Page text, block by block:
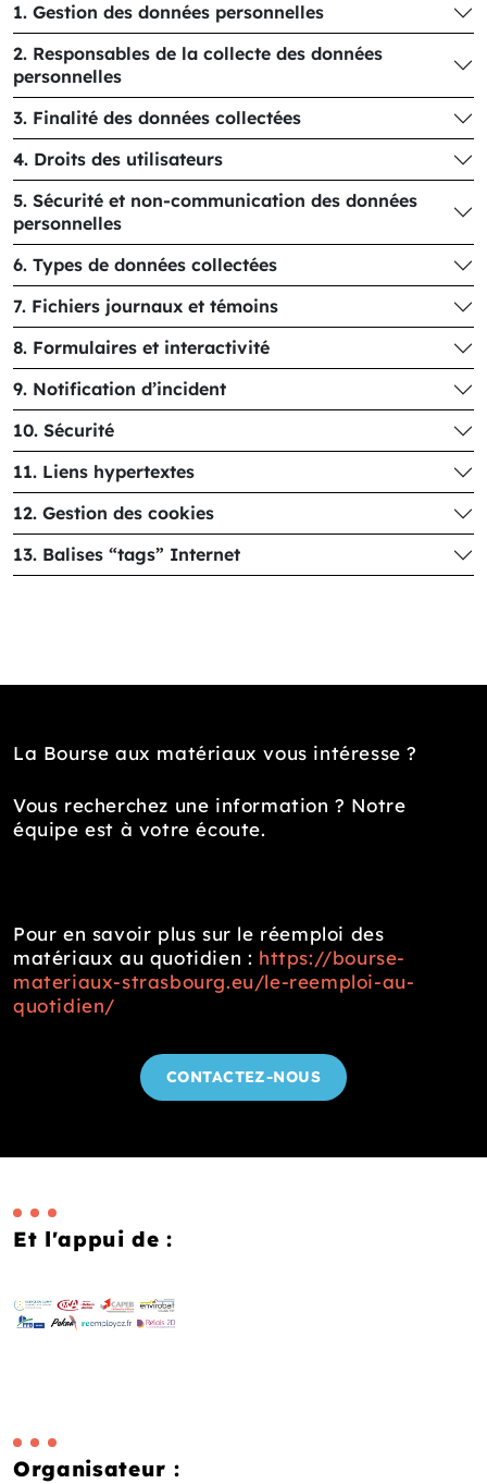
1. Gestion des données personnelles
2. Responsables de la collecte des données
personnelles
3. Finalité des données collectées
4. Droits des utilisateurs
5. Sécurité et non-communication des données
personnelles
6. Types de données collectées
7. Fichiers journaux et témoins
8. Formulaires et interactivité
9. Notification d’incident
10. Sécurité
11. Liens hypertextes
12. Gestion des cookies
13. Balises “tags” Internet
La Bourse aux matériaux vous intéresse ?
Vous recherchez une information ? Notre
équipe est à votre écoute.
Pour en savoir plus sur le réemploi des
matériaux au quotidien : https://bourse-
materiaux-strasbourg.eu/le-reemploi-au-
quotidien/
CONTACTEZ-NOUS
Et l'appui de :
Organisateur :